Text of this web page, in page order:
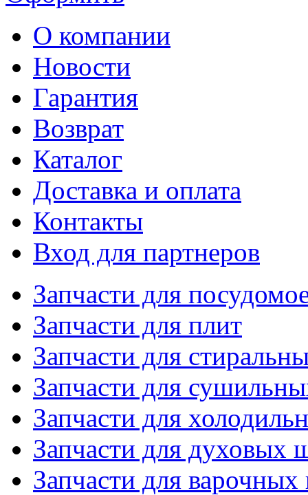
О компании
Новости
Гарантия
Возврат
Каталог
Доставка и оплата
Контакты
Вход для партнеров
Запчасти для
Запчасти для плит
Запчасти для
Запчасти для
Запчасти для
Запчасти для духовых
Запчасти для варочных